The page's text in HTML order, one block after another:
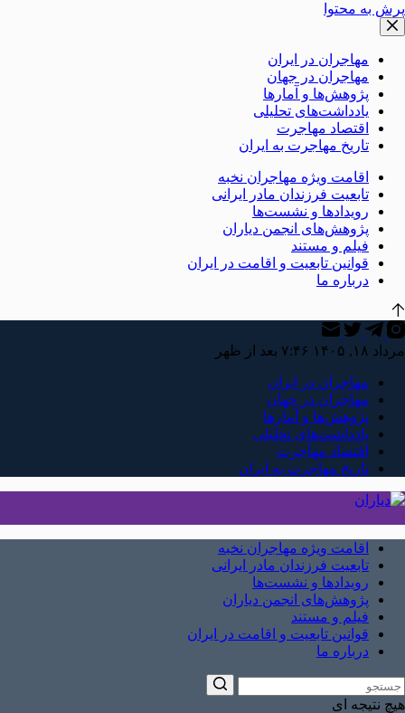
پرش به محتوا
مهاجران در ایران
مهاجران در جهان
پژوهش‌ها و آمارها
یادداشت‌های تحلیلی
اقتصاد مهاجرت
تاریخ مهاجرت به ایران
اقامت ویژه مهاجران نخبه
تابعیت فرزندان مادر ایرانی
رویدادها و نشست‌ها
پژوهش‌های انجمن دیاران
فیلم و مستند
قوانین تابعیت و اقامت در ایران
درباره ما
مرداد ۱۸, ۱۴۰۵ ۷:۴۶ بعد از ظهر
مهاجران در ایران
مهاجران در جهان
پژوهش‌ها و آمارها
یادداشت‌های تحلیلی
اقتصاد مهاجرت
تاریخ مهاجرت به ایران
اقامت ویژه مهاجران نخبه
تابعیت فرزندان مادر ایرانی
رویدادها و نشست‌ها
پژوهش‌های انجمن دیاران
فیلم و مستند
قوانین تابعیت و اقامت در ایران
درباره ما
هیچ نتیجه ای